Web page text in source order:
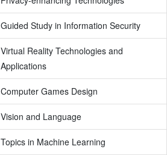
Guided Study in Information Security
Virtual Reality Technologies and
Applications
Computer Games Design
Vision and Language
Topics in Machine Learning